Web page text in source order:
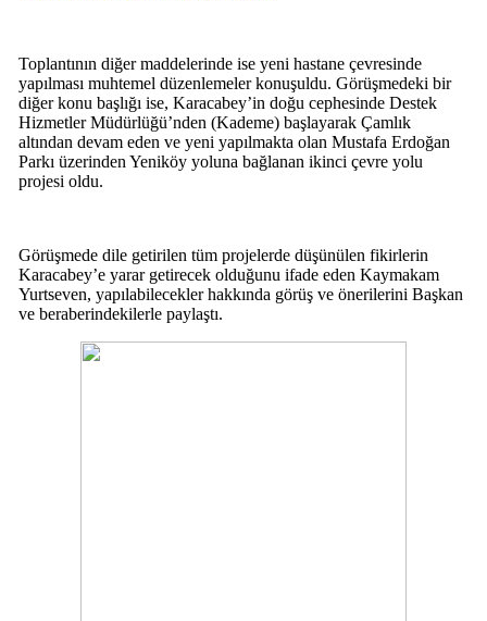
Toplantının diğer maddelerinde ise yeni hastane çevresinde
yapılması muhtemel düzenlemeler konuşuldu. Görüşmedeki bir
diğer konu başlığı ise, Karacabey’in doğu cephesinde Destek
Hizmetler Müdürlüğü’nden (Kademe) başlayarak Çamlık
altından devam eden ve yeni yapılmakta olan Mustafa Erdoğan
Parkı üzerinden Yeniköy yoluna bağlanan ikinci çevre yolu
projesi oldu.
Görüşmede dile getirilen tüm projelerde düşünülen fikirlerin
Karacabey’e yarar getirecek olduğunu ifade eden Kaymakam
Yurtseven, yapılabilecekler hakkında görüş ve önerilerini Başkan
ve beraberindekilerle paylaştı.